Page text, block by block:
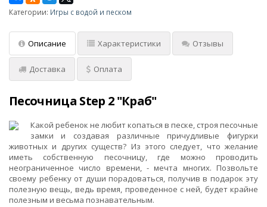
Категории: Игры с водой и песком
Описание Характеристики Отзывы
Доставка Оплата
Песочница Step 2 "Краб"
Какой ребенок не любит копаться в песке, строя песочные
замки и создавая различные причудливые фигурки
животных и других существ? Из этого следует, что желание
иметь собственную песочницу, где можно проводить
неограниченное число времени, - мечта многих. Позвольте
своему ребенку от души порадоваться, получив в подарок эту
полезную вещь, ведь время, проведенное с ней, будет крайне
полезным и весьма познавательным.